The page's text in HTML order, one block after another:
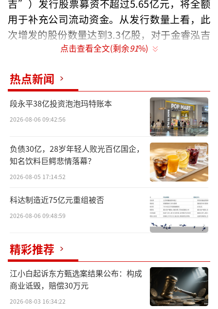
吉”）发行股票募资不超过5.65亿元，将全额
用于补充公司流动资金。从发行数量上看，此
次增发的股份数量达到3.3亿股，对于金睿泓吉
来说，能够以低于股价的价格，巩固上市公司
东的权益。
事实上，丹化科技“资金饥渴症”早已显
现，公司原控股股东、现第二大股东丹化集团
在近半年内已累计向其提供财务资助1.51亿
元，但公司无法在规定时间还清并且延期。究
其原因，或许和其低迷的主业有关，作为主营
乙二醇和草酸的老牌化工企业，丹化科技产品
结构单一，随着近些年中国乙二醇的产能供给
过剩，公司亏损的缺口不断扩大。
寄托于新的控股股东身上。但在控制权转让
中，金睿泓吉截至目前已经浮亏约1.1亿元，而
此次又要拿出5.65亿元，如果不能解决上市公
司盈利的问题，在短期内来看这笔收购上市公
点击查看全文(剩余91%)
热点新闻
段永平38亿投资泡泡玛特账本
2026-08-06 09:42:56
负债30亿，28岁年轻人败光百亿国企，
知名饮料巨鳄悲情落幕？
2026-08-05 17:14:52
科达制造近75亿元重组被否
2026-08-06 09:48:59
精彩推荐
江小白起诉东方甄选案结果公布：构成
商业诋毁，赔偿30万元
2026-08-03 16:34:22